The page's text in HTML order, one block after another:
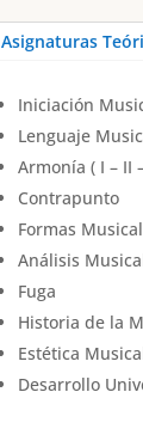
Asignaturas
Iniciación
Lenguaje
Armonía ( I – II
Contrapunto
Formas
Análisis
Fuga
Historia de la
Estética
Desarrollo